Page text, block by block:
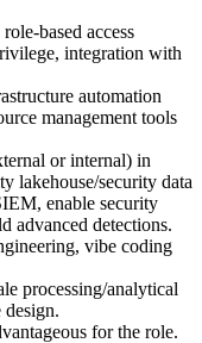
based access
integration with
automation
management tools
or internal) in
lakehouse/security data
enable security
advanced detections.
vibe coding
processing/analytical
design.
for the role.